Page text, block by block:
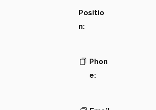
Positio
n:
Phon
e: